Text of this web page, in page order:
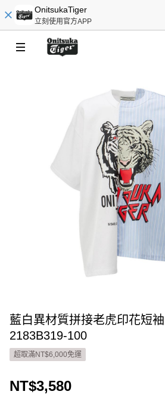
OnitsukaTiger
立刻使用官方APP
藍白異材質拼接老虎印花短袖
2183B319-100
超取滿NT$6,000免運
NT$3,580